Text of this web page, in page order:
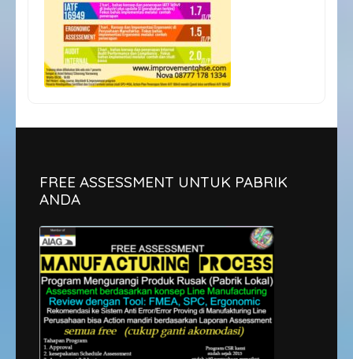
FREE ASSESSMENT UNTUK PABRIK
ANDA